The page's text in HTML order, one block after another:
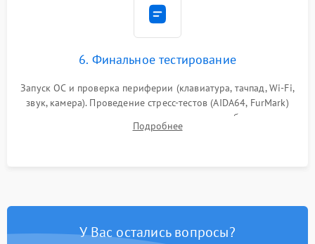
6. Финальное тестирование
Запуск ОС и проверка периферии (клавиатура, тачпад, Wi-Fi,
звук, камера). Проведение стресс-тестов (AIDA64, FurMark)
для контроля температурного режима и стабильности
системы под пиковой нагрузкой.
Подробнее
У Вас остались вопросы?